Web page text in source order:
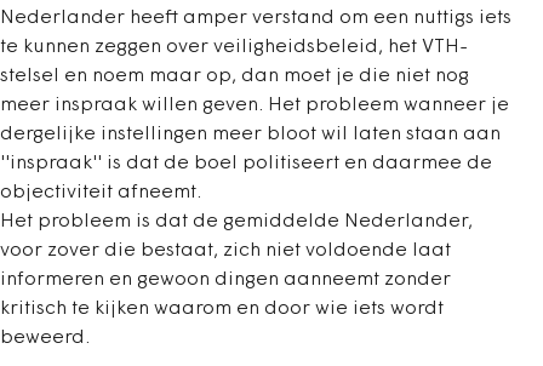
Nederlander heeft amper verstand om een nuttigs iets
te kunnen zeggen over veiligheidsbeleid, het VTH-
stelsel en noem maar op, dan moet je die niet nog
meer inspraak willen geven. Het probleem wanneer je
dergelijke instellingen meer bloot wil laten staan aan
''inspraak'' is dat de boel politiseert en daarmee de
objectiviteit afneemt.
Het probleem is dat de gemiddelde Nederlander,
voor zover die bestaat, zich niet voldoende laat
informeren en gewoon dingen aanneemt zonder
kritisch te kijken waarom en door wie iets wordt
beweerd.